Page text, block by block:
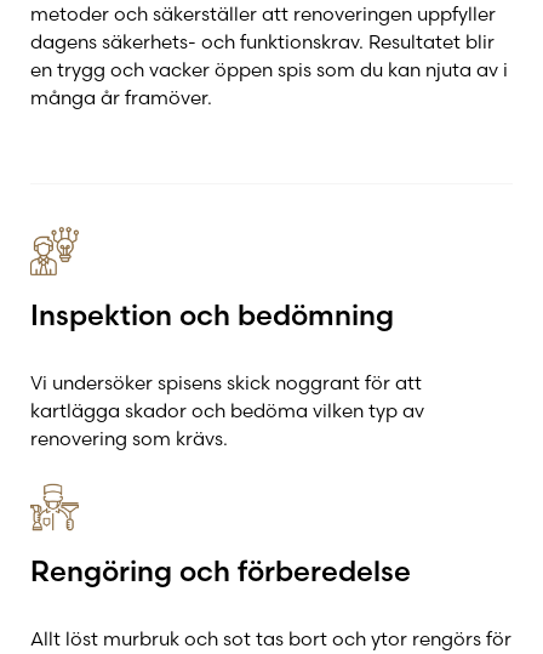
metoder och säkerställer att renoveringen uppfyller
dagens säkerhets- och funktionskrav. Resultatet blir
en trygg och vacker öppen spis som du kan njuta av i
många år framöver.
Inspektion och bedömning
Vi undersöker spisens skick noggrant för att
kartlägga skador och bedöma vilken typ av
renovering som krävs.
Rengöring och förberedelse
Allt löst murbruk och sot tas bort och ytor rengörs för